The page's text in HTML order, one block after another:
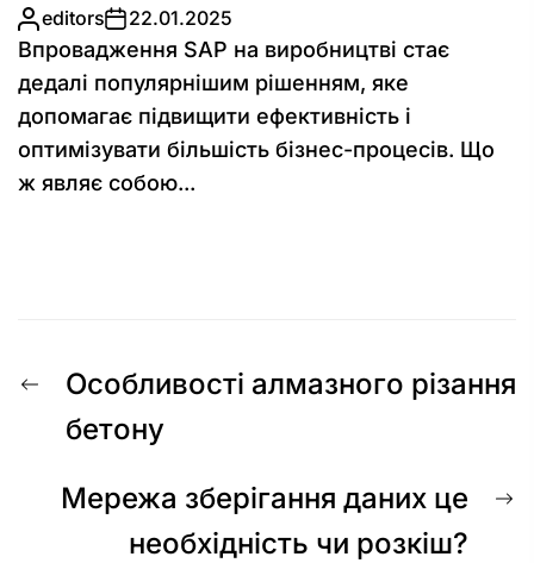
editors 22.01.2025
Впровадження SAP на виробництві стає
дедалі популярнішим рішенням, яке
допомагає підвищити ефективність і
оптимізувати більшість бізнес-процесів. Що
ж являє собою...
Навігація
записів
Попередній
запис:
Особливості алмазного різання
бетону
Мережа зберігання даних це
необхідність чи розкіш?